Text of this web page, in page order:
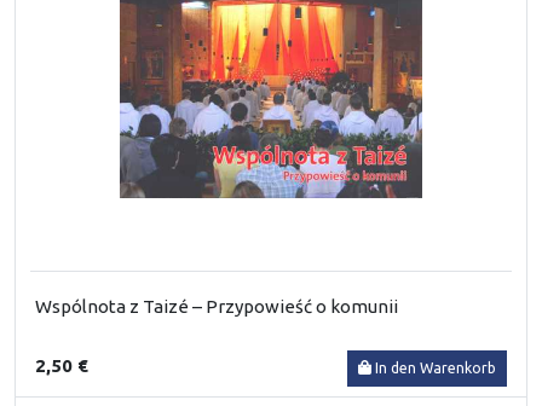
Wspólnota z Taizé – Przypowieść o komunii
2,50 € In den Warenkorb